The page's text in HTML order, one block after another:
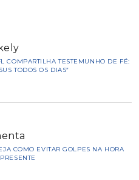
COMPARTILHA TESTEMUNHO DE FÉ:
TODOS OS DIAS”
COMO EVITAR GOLPES NA HORA